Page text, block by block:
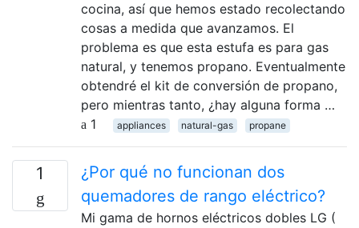
cocina, así que hemos estado recolectando
cosas a medida que avanzamos. El
problema es que esta estufa es para gas
natural, y tenemos propano. Eventualmente
obtendré el kit de conversión de propano,
pero mientras tanto, ¿hay alguna forma …
1
appliances natural-gas propane
1
¿Por qué no funcionan dos
quemadores de rango eléctrico?
Mi gama de hornos eléctricos dobles LG (